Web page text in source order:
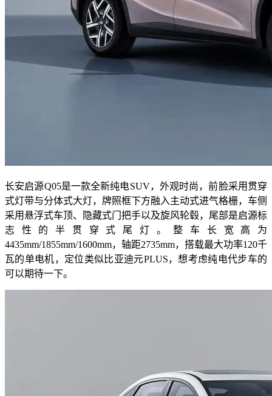
长安启源Q05是一款全新纯电SUV，外观时尚，前脸采用贯穿
式灯带与分体式大灯，牌照框下方融入主动式进气格栅，车侧
采用悬浮式车顶、隐藏式门把手以及旋风轮毂，尾部是启源标
志性的半贯穿式尾灯。整车长宽高为
4435mm/1855mm/1600mm，轴距2735mm，搭载最大功率120千
瓦的单电机，定位类似比亚迪元PLUS，想考虑纯电代步车的
可以期待一下。